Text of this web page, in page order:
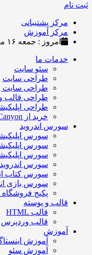
ثبت نام
مرکز پشتیبانی
مرکز آموزش
امروز : جمعه ۱۶ مرداد ۱۴۰۵
خدمات ما
سئو سایت
طراحی سایت
طراحی سایت
طراحی قالب
طراحی
خرید از CodeCanyon
سورس اندروید
سورس
سورس
سورس
سورس اندروید
سورس کتاب
سورس بازی
پکیج فروشگاه
قالب و پوسته
قالب HTML
قالب وردپرس
آموزش
آموزش
آموزش سئو